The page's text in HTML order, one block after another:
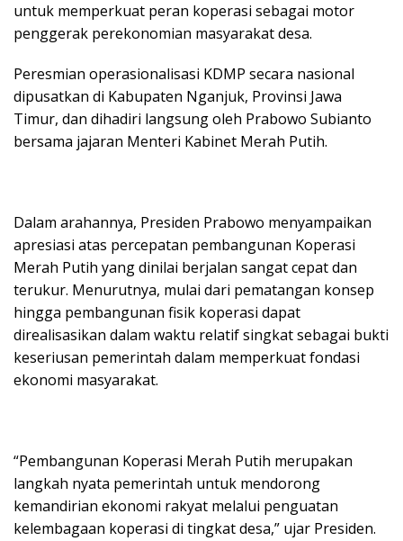
untuk memperkuat peran koperasi sebagai motor
penggerak perekonomian masyarakat desa.
Peresmian operasionalisasi KDMP secara nasional
dipusatkan di Kabupaten Nganjuk, Provinsi Jawa
Timur, dan dihadiri langsung oleh Prabowo Subianto
bersama jajaran Menteri Kabinet Merah Putih.
Dalam arahannya, Presiden Prabowo menyampaikan
apresiasi atas percepatan pembangunan Koperasi
Merah Putih yang dinilai berjalan sangat cepat dan
terukur. Menurutnya, mulai dari pematangan konsep
hingga pembangunan fisik koperasi dapat
direalisasikan dalam waktu relatif singkat sebagai bukti
keseriusan pemerintah dalam memperkuat fondasi
ekonomi masyarakat.
“Pembangunan Koperasi Merah Putih merupakan
langkah nyata pemerintah untuk mendorong
kemandirian ekonomi rakyat melalui penguatan
kelembagaan koperasi di tingkat desa,” ujar Presiden.